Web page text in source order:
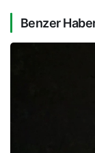
Benzer